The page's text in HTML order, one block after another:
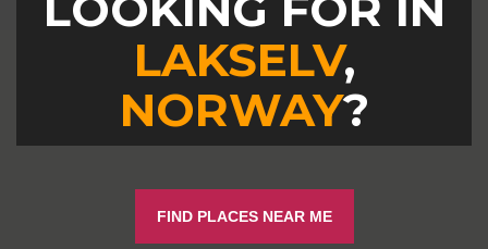
LAKSELV,
NORWAY?
FIND PLACES NEAR ME